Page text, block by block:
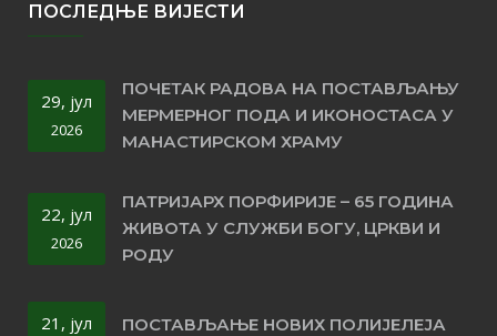
ПОСЛЕДЊЕ ВИЈЕСТИ
29, јул
2026
ПОЧЕТАК РАДОВА НА ПОСТАВЉАЊУ
МЕРМЕРНОГ ПОДА И ИКОНОСТАСА У
МАНАСТИРСКОМ ХРАМУ
22, јул
2026
ПАТРИЈАРХ ПОРФИРИЈЕ – 65 ГОДИНА
ЖИВОТА У СЛУЖБИ БОГУ, ЦРКВИ И
РОДУ
21, јул
ПОСТАВЉАЊЕ НОВИХ ПОЛИЈЕЛЕЈА